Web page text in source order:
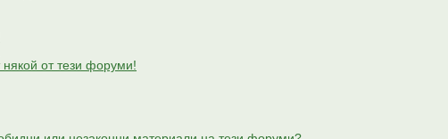
от тези форуми!